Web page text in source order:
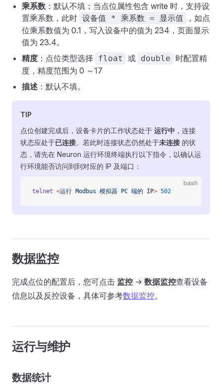
乘系数 ：默认不填；当点位属性包含 write 时，支持设
置乘系数，此时 设备值 * 乘系数 = 显示值
，如点
位乘系数值为 0.1，写入设备中的值为 234，页面显示
值为 23.4。
精度 ：点位类型选择 float 或 double
时配置精
度，精度范围为 0 ～17
描述 ：默认不填。
TIP
点位创建完成后，设备卡片的工作状态处于 运行中 ，连接
状态应处于已连接。若此时连接状态仍然处于未连接 的状
态，请先在 Neuron 运行环境终端执行以下指令，以确认运
行环境能否访问到到对应的 IP 及端口：
bash
telnet <运行 Modbus 模拟器 PC 端的 IP> 502
数据监控
完成点位的配置后，您可点击 监控 -> 数据监控查看设备
信息以及反控设备，具体可参考数据监控。
运行与维护
数据统计